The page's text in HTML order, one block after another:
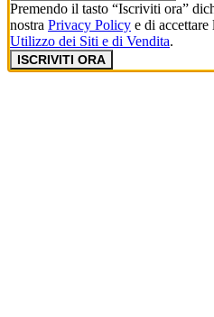
Premendo il tasto “Iscriviti ora”
nostra Privacy Policy e di accettare
Utilizzo dei Siti e di Vendita.
ISCRIVITI ORA